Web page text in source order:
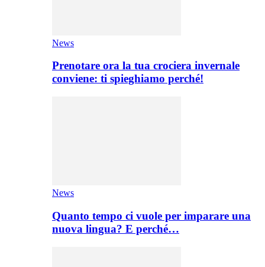
News
Prenotare ora la tua crociera invernale
conviene: ti spieghiamo perché!
News
Quanto tempo ci vuole per imparare una
nuova lingua? E perché…